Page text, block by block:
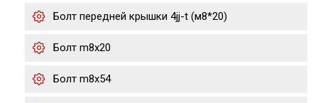
Болт передней крышки 4jj-t (м8*20)
Болт m8x20
Болт m8x54